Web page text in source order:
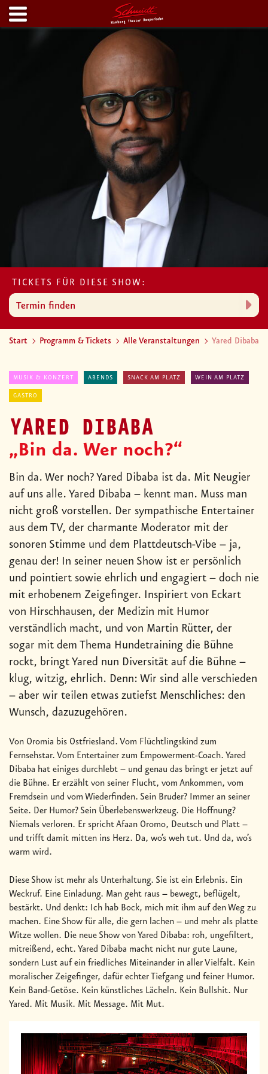
TICKETS FÜR DIESE SHOW:
Termin finden
Start Programm & Tickets Alle Veranstaltungen Yared Dibaba
MUSIK & KONZERT ABENDS SNACK AM PLATZ WEIN AM PLATZ
GASTRO
YARED DIBABA
„Bin da. Wer noch?“
Bin da. Wer noch? Yared Dibaba ist da. Mit Neugier
auf uns alle. Yared Dibaba – kennt man. Muss man
nicht groß vorstellen. Der sympathische Entertainer
aus dem TV, der charmante Moderator mit der
sonoren Stimme und dem Plattdeutsch-Vibe – ja,
genau der! In seiner neuen Show ist er persönlich
und pointiert sowie ehrlich und engagiert – doch nie
mit erhobenem Zeigefinger. Inspiriert von Eckart
von Hirschhausen, der Medizin mit Humor
verständlich macht, und von Martin Rütter, der
sogar mit dem Thema Hundetraining die Bühne
rockt, bringt Yared nun Diversität auf die Bühne –
klug, witzig, ehrlich. Denn: Wir sind alle verschieden
– aber wir teilen etwas zutiefst Menschliches: den
Wunsch, dazuzugehören.
Von Oromia bis Ostfriesland. Vom Flüchtlingskind zum
Fernsehstar. Vom Entertainer zum Empowerment-Coach. Yared
Dibaba hat einiges durchlebt – und genau das bringt er jetzt auf
die Bühne. Er erzählt von seiner Flucht, vom Ankommen, vom
Fremdsein und vom Wiederfinden. Sein Bruder? Immer an seiner
Seite. Der Humor? Sein Überlebenswerkzeug. Die Hoffnung?
Niemals verloren. Er spricht Afaan Oromo, Deutsch und Platt –
und trifft damit mitten ins Herz. Da, wo’s weh tut. Und da, wo’s
warm wird.
Diese Show ist mehr als Unterhaltung. Sie ist ein Erlebnis. Ein
Weckruf. Eine Einladung. Man geht raus – bewegt, beflügelt,
bestärkt. Und denkt: Ich hab Bock, mich mit ihm auf den Weg zu
machen. Eine Show für alle, die gern lachen – und mehr als platte
Witze wollen. Die neue Show von Yared Dibaba: roh, ungefiltert,
mitreißend, echt. Yared Dibaba macht nicht nur gute Laune,
sondern Lust auf ein friedliches Miteinander in aller Vielfalt. Kein
moralischer Zeigefinger, dafür echter Tiefgang und feiner Humor.
Kein Band-Getöse. Kein künstliches Lächeln. Kein Bullshit. Nur
Yared. Mit Musik. Mit Message. Mit Mut.